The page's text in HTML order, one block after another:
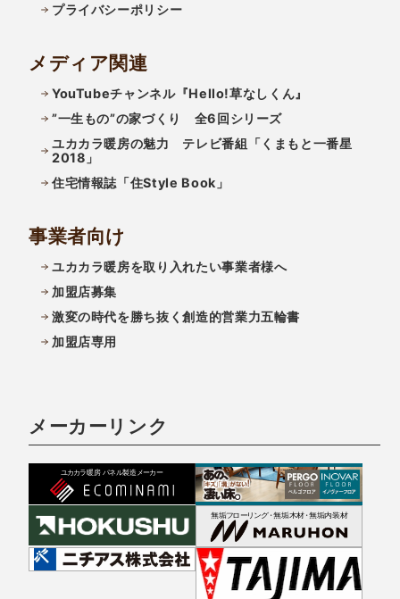
プライバシーポリシー
メディア関連
YouTubeチャンネル『Hello!草なしくん』
”一生もの”の家づくり 全6回シリーズ
ユカカラ暖房の魅力 テレビ番組「くまもと一番星
2018」
住宅情報誌「住Style Book」
事業者向け
ユカカラ暖房を取り入れたい事業者様へ
加盟店募集
激変の時代を勝ち抜く創造的営業力五輪書
加盟店専用
メーカーリンク